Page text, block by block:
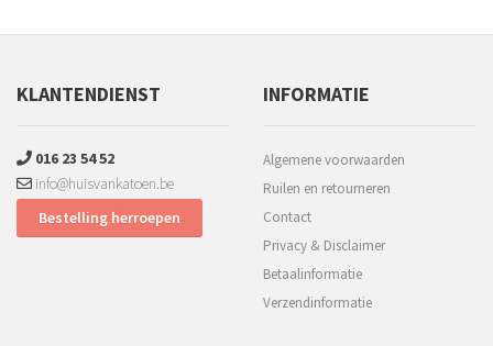
KLANTENDIENST
016 23 54 52
info@huisvankatoen.be
Bestelling herroepen
INFORMATIE
Algemene voorwaarden
Ruilen en retourneren
Contact
Privacy & Disclaimer
Betaalinformatie
Verzendinformatie